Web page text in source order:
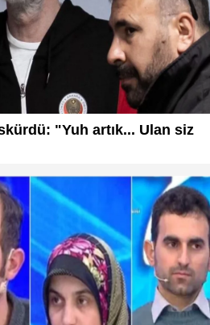
"Yuh artık... Ulan siz